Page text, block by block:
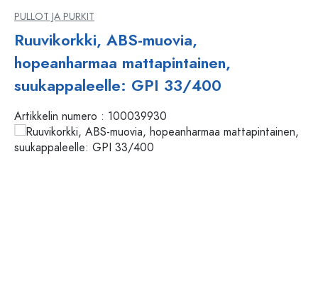
PULLOT JA PURKIT
Ruuvikorkki, ABS-muovia,
hopeanharmaa mattapintainen,
suukappaleelle: GPI 33/400
Artikkelin numero : 100039930